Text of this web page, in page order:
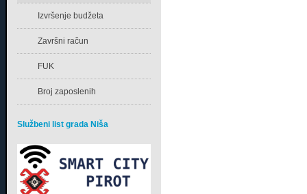
Izvršenje budžeta
Završni račun
FUK
Broj zaposlenih
Službeni list grada Niša